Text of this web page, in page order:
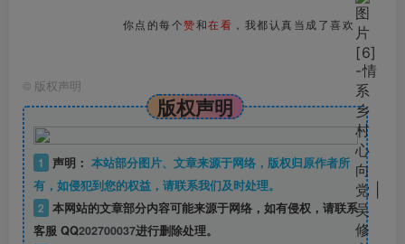
你点的每个赞和在看 ，我都认真当成了喜欢
© 版权声明
版权声明
1 声明： 本站部分图片、文章来源于网络，版权归原作者所
有，如侵犯到您的权益，请联系我们及时处理。
2 本网站的文章部分内容可能来源于网络，如有侵权，请联系
客服 QQ202700037进行删除处理。